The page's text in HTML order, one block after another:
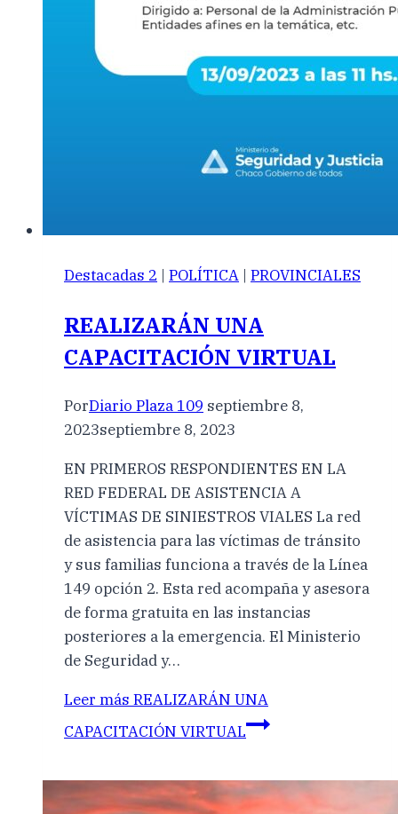
Destacadas 2 | POLÍTICA | PROVINCIALES
REALIZARÁN UNA
CAPACITACIÓN VIRTUAL
PorDiario Plaza 109 septiembre 8,
2023septiembre 8, 2023
EN PRIMEROS RESPONDIENTES EN LA
RED FEDERAL DE ASISTENCIA A
VÍCTIMAS DE SINIESTROS VIALES La red
de asistencia para las víctimas de tránsito
y sus familias funciona a través de la Línea
149 opción 2. Esta red acompaña y asesora
de forma gratuita en las instancias
posteriores a la emergencia. El Ministerio
de Seguridad y…
Leer más REALIZARÁN UNA
CAPACITACIÓN VIRTUAL